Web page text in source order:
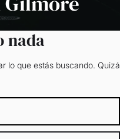
nada
lo que estás buscando. Quizá